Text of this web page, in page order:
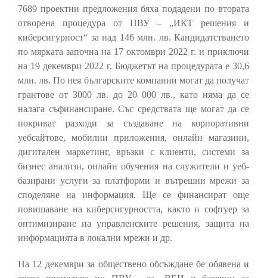
7689 проектни предложения бяха подадени по втората
отворена процедура от ПВУ – „ИКТ решения и
киберсигурност“ за над 146 млн. лв. Кандидатстването
по мярката започна на 17 октомври 2022 г. и приключи
на 19 декември 2022 г. Бюджетът на процедурата е 30,6
млн. лв. По нея българските компании могат да получат
грантове от 3000 лв. до 20 000 лв., като няма да се
налага съфинансиране. Със средствата ще могат да се
покриват разходи за създаване на корпоративни
уебсайтове, мобилни приложения, онлайн магазини,
дигитален маркетинг, връзки с клиенти, системи за
бизнес анализи, онлайн обучения на служители и уеб-
базирани услуги за платформи и вътрешни мрежи за
споделяне на информация. Ще се финансират още
повишаване на киберсигурността, както и софтуер за
оптимизиране на управленските решения, защита на
информацията в локални мрежи и др.
На 12 декември за обществено обсъждане бе обявена и